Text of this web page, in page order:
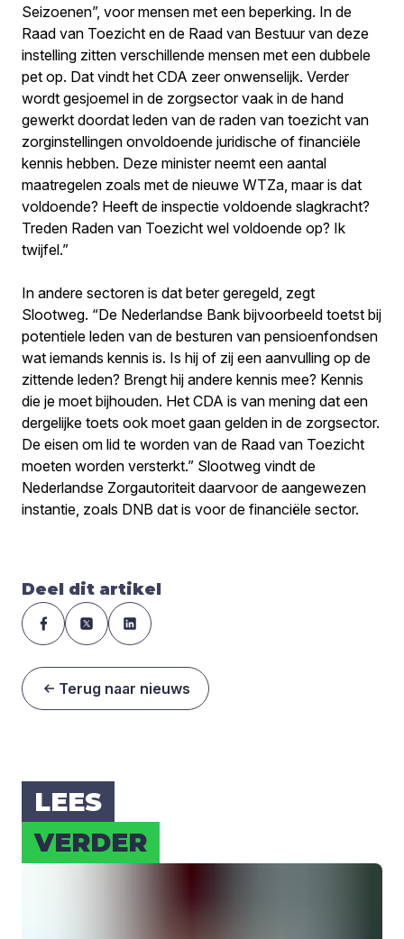
Seizoenen”, voor mensen met een beperking. In de
Raad van Toezicht en de Raad van Bestuur van deze
instelling zitten verschillende mensen met een dubbele
pet op. Dat vindt het CDA zeer onwenselijk. Verder
wordt gesjoemel in de zorgsector vaak in de hand
gewerkt doordat leden van de raden van toezicht van
zorginstellingen onvoldoende juridische of financiële
kennis hebben. Deze minister neemt een aantal
maatregelen zoals met de nieuwe WTZa, maar is dat
voldoende? Heeft de inspectie voldoende slagkracht?
Treden Raden van Toezicht wel voldoende op? Ik
twijfel.”
In andere sectoren is dat beter geregeld, zegt
Slootweg. “De Nederlandse Bank bijvoorbeeld toetst bij
potentiele leden van de besturen van pensioenfondsen
wat iemands kennis is. Is hij of zij een aanvulling op de
zittende leden? Brengt hij andere kennis mee? Kennis
die je moet bijhouden. Het CDA is van mening dat een
dergelijke toets ook moet gaan gelden in de zorgsector.
De eisen om lid te worden van de Raad van Toezicht
moeten worden versterkt.” Slootweg vindt de
Nederlandse Zorgautoriteit daarvoor de aangewezen
instantie, zoals DNB dat is voor de financiële sector.
Deel dit artikel
Terug naar nieuws
LEES
VER­DER